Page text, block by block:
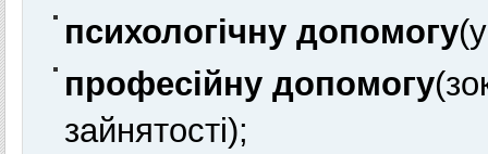
психологічну допомогу
професійну допомогу
зайнятості);